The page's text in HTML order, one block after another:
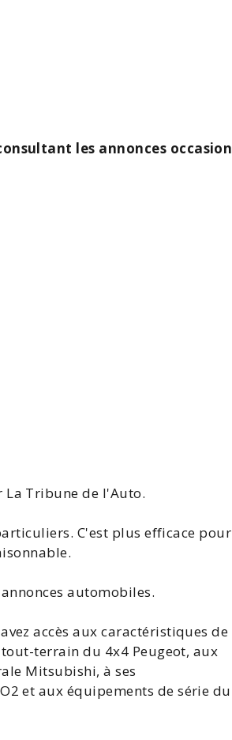
les annonces occasion
La Tribune de l'Auto.
. C'est plus efficace pour
automobiles.
accès auxcaractéristiques de
terrain du 4x4 Peugeot, aux
Mitsubishi, à ses
et aux équipements de série du